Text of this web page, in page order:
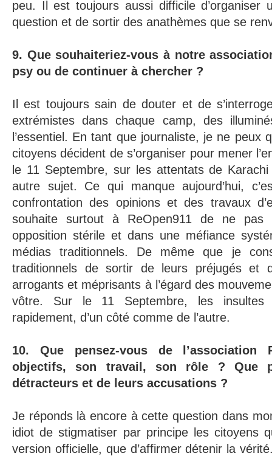
peu. Il est toujours aussi difficile d’organiser
question et de sortir des anathèmes que se
9. Que souhaiteriez-vous à notre
psy ou de continuer à chercher ?
Il est toujours sain de douter et de
extrémistes dans chaque camp, des
l’essentiel. En tant que journaliste, je ne peux
citoyens décident de s’organiser pour mener
le 11 Septembre, sur les attentats de
autre sujet. Ce qui manque aujourd’hui,
confrontation des opinions et des travaux
souhaite surtout à ReOpen911 de ne pas
opposition stérile et dans une méfiance
médias traditionnels. De même que je
traditionnels de sortir de leurs préjugés et
arrogants et méprisants à l’égard des
vôtre. Sur le 11 Septembre, les
rapidement, d’un côté comme de l’autre.
10. Que pensez-vous de l’association
objectifs, son travail, son rôle ? Que
détracteurs et de leurs accusations ?
Je réponds là encore à cette question dans
idiot de stigmatiser par principe les citoyens
version officielle, que d’affirmer détenir la